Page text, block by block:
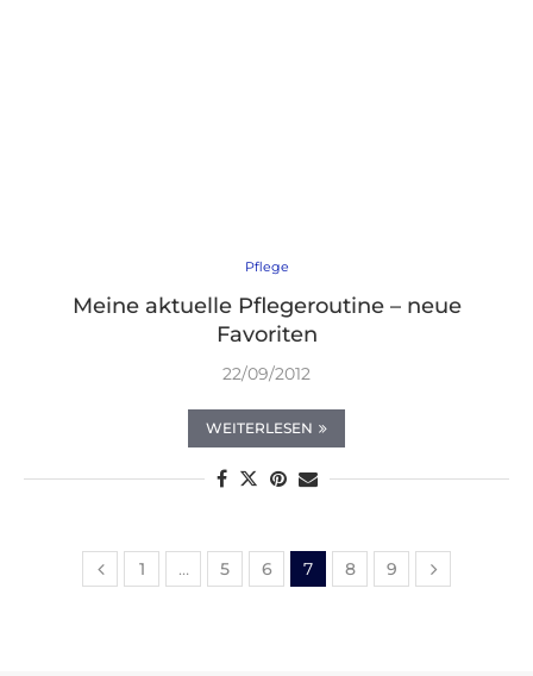
Pflege
Meine aktuelle Pflegeroutine – neue
Favoriten
22/09/2012
WEITERLESEN
1 … 5 6 7 8 9